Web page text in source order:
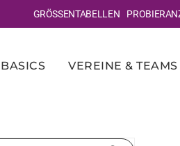
GRÖSSENTABELLEN
BASICS VEREINE & TEAMS